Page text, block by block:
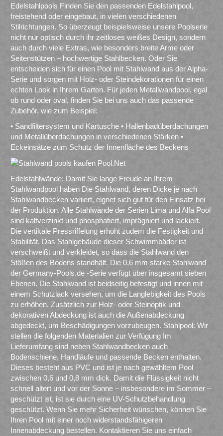
Edelstahlpools Finden Sie den passenden Edelstahlpool,
freistehend oder eingebaut, in vielen verschiedenen
Stilrichtungen. So überzeugt beispielsweise unsere Poolserie
nicht nur optisch durch ihr zeitloses weißes Design, sondern
auch durch viele Extras, wie besonders breite Arme oder
Seitenstützen – hochwertige Stahlbecken. Oder Sie
entscheiden sich für einen Pool mit Stahlwand aus der Alpha-
Serie und sorgen mit Holz- oder Steindekorationen für einen
echten Look in Ihrem Garten. Für jeden Metallwandpool, egal
ob rund oder oval, finden Sie bei uns auch das passende
Zubehör, wie zum Beispiel:
• Sandfiltersystem und Kartusche • Hallenbadüberdachungen
und Metallüberdachungen in verschiedenen Stärken •
Eckeinsätze zum Schutz der Innenfläche des Beckens
Edelstahlwände: Damit Sie lange Freude an Ihrem
Stahlwandpool haben Die Stahlwand, deren Dicke je nach
Stahlwandbecken variiert, eignet sich gut für den Einsatz bei
der Produktion. Alle Stahlwände der Serien Lima und Alfa Pool
sind kaltverzinkt und phosphatiert, imprägniert und lackiert.
Die vertikale Pressriffelung erhöht zudem die Festigkeit und
Stabilität. Das Stahlgebäude dieser Schwimmbäder ist
verschweißt und verkleidet, so dass die Stahlwand den
Stößen des Bodens standhält. Die 0,6 mm starke Stahlwand
der Germany-Pools.de -Serie verfügt über insgesamt sieben
Ebenen. Die Stahlwand ist beidseitig befestigt und innen mit
einem Schutzlack versehen, um die Langlebigkeit des Pools
zu erhöhen. Zusätzlich zur Holz- oder Steinoptik und
dekorativen Abdeckung ist auch die Außenabdeckung
abgedeckt, um Beschädigungen vorzubeugen. Stahlpool: Wir
stellen die folgenden Materialien zur Verfügung Im
Lieferumfang sind neben Stahlwandbecken auch
Bodenschiene, Handläufe und passende Becken enthalten.
Dieses besteht aus PVC und ist je nach gewähltem Pool
zwischen 0,6 und 0,8 mm dick. Damit die Flüssigkeit nicht
schnell altert und vor der Sonne – insbesondere im Sommer –
geschützt ist, ist sie durch eine UV-Schutzbehandlung
geschützt. Wenn Sie mehr Sicherheit wünschen, können Sie
Ihren Pool mit einer noch widerstandsfähigeren
Innenabdeckung bestellen. Kontaktieren Sie uns einfach